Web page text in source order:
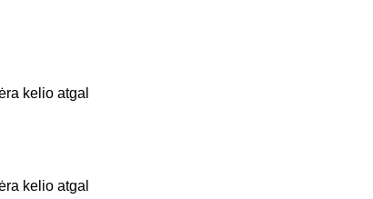
kelio atgal
kelio atgal